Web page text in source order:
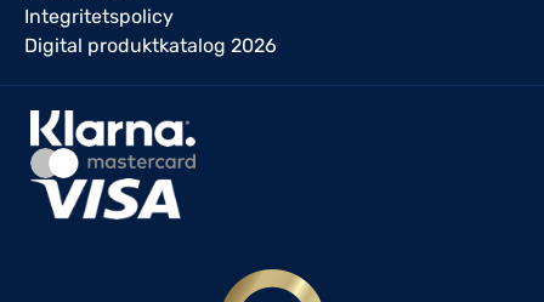
Integritetspolicy
Digital produktkatalog 2026